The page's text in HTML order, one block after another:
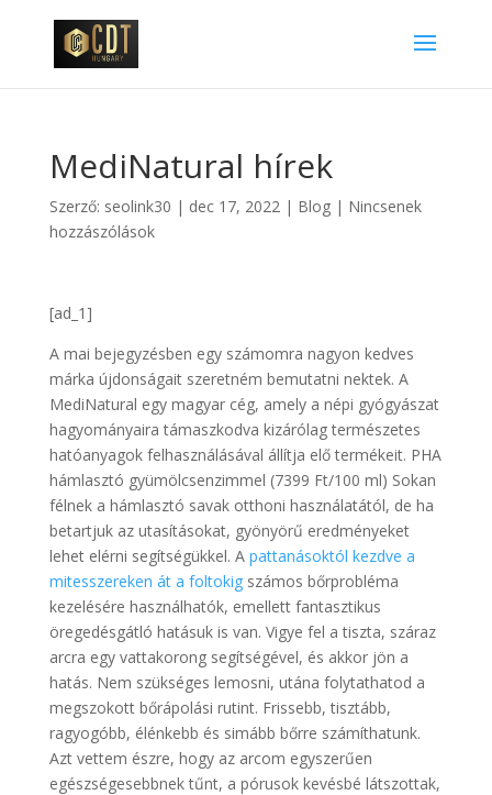
MediNatural hírek
Szerző: seolink30 | dec 17, 2022| Blog| Nincsenek
hozzászólások
[ad_1]
A mai bejegyzésben egy számomra nagyon kedves
márka újdonságait szeretném bemutatni nektek. A
MediNatural egy magyar cég, amely a népi gyógyászat
hagyományaira támaszkodva kizárólag természetes
hatóanyagok felhasználásával állítja elő termékeit. PHA
hámlasztó gyümölcsenzimmel (7399 Ft/100 ml) Sokan
félnek a hámlasztó savak otthoni használatától, de ha
betartjuk az utasításokat, gyönyörű eredményeket
lehet elérni segítségükkel. A pattanásoktól kezdve a
mitesszereken át a foltokigszámos bőrprobléma
kezelésére használhatók, emellett fantasztikus
öregedésgátló hatásuk is van. Vigye fel a tiszta, száraz
arcra egy vattakorong segítségével, és akkor jön a
hatás. Nem szükséges lemosni, utána folytathatod a
megszokott bőrápolási rutint. Frissebb, tisztább,
ragyogóbb, élénkebb és simább bőrre számíthatunk.
Azt vettem észre, hogy az arcom egyszerűen
egészségesebbnek tűnt, a pórusok kevésbé látszottak,